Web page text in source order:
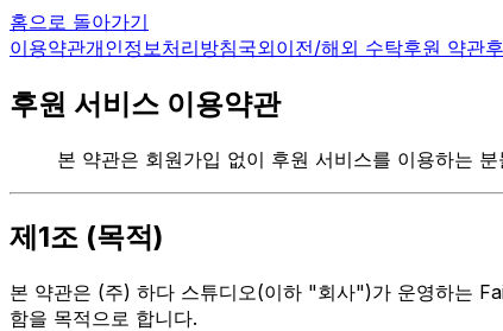
홈으로 돌아가기
이용약관개인정보처리방침국외이전/해외 수탁후원 약관
후원 서비스 이용약관
본 약관은 회원가입 없이 후원 서비스를 이용하는
제1조 (목적)
본 약관은 (주) 하다 스튜디오(이하 "회사")가 운영하는
함을 목적으로 합니다.